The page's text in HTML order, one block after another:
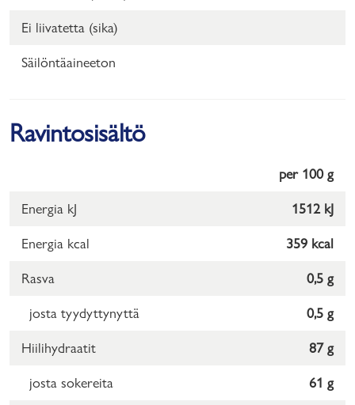
Ei liivatetta (sika)
Säilöntäaineeton
Ravintosisältö
per 100 g
Energia kJ 1512 kJ
Energia kcal 359 kcal
Rasva 0,5 g
josta tyydyttynyttä 0,5 g
Hiilihydraatit 87 g
josta sokereita 61 g